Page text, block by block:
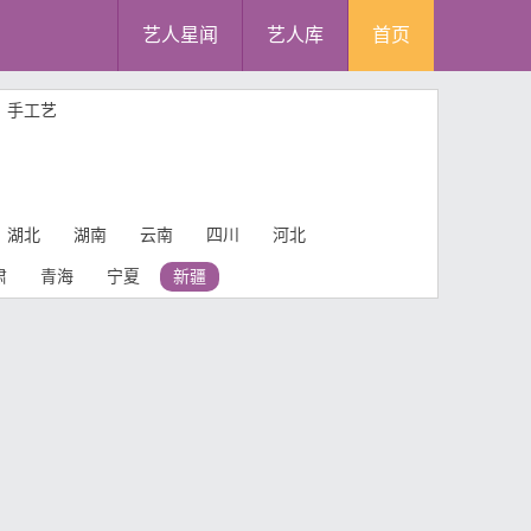
艺人星闻 艺人库 首页
手工艺
湖北 湖南 云南 四川 河北
青海 宁夏 新疆